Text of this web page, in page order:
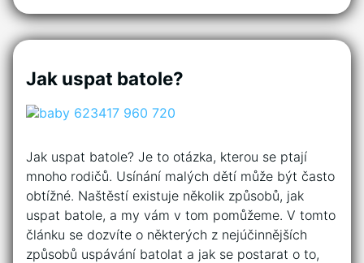
Jak uspat batole?
Jak uspat batole? Je to otázka, kterou se ptají
mnoho rodičů. Usínání malých dětí může být často
obtížné. Naštěstí existuje několik způsobů, jak
uspat batole, a my vám v tom pomůžeme. V tomto
článku se dozvíte o některých z nejúčinnějších
způsobů uspávání batolat a jak se postarat o to,